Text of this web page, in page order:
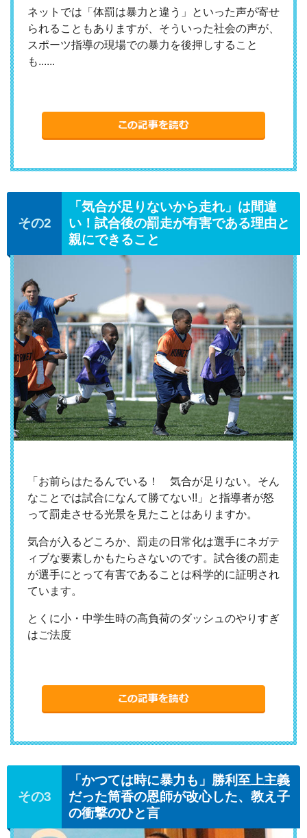
ネットでは「体罰は暴力と違う」といった声が寄せ
られることもありますが、そういった社会の声が、
スポーツ指導の現場での暴力を後押しすること
も......
「気合が足りないから走れ」は間違
い！試合後の罰走が有害である理由と
親にできること
「お前らはたるんでいる！ 気合が足りない。そん
なことでは試合になんて勝てない!!」と指導者が怒
って罰走させる光景を見たことはありますか。
気合が入るどころか、罰走の日常化は選手にネガテ
ィブな要素しかもたらさないのです。試合後の罰走
が選手にとって有害であることは科学的に証明され
ています。
とくに小・中学生時の高負荷のダッシュのやりすぎ
はご法度
「かつては時に暴力も」勝利至上主義
だった筒香の恩師が改心した、教え子
の衝撃のひと言